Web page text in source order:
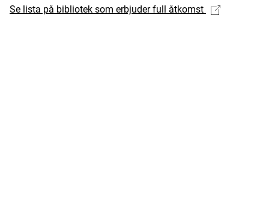
Se lista på bibliotek som erbjuder full åtkomst